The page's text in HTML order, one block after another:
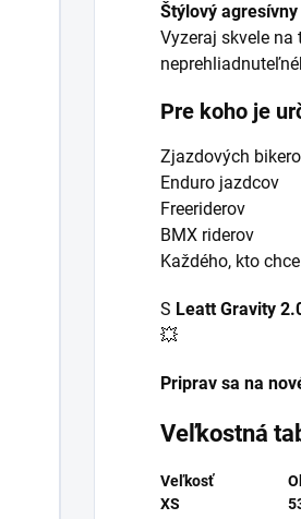
Štýlový
Vyzeraj skvele
Pre koho je
Zjazdových
Enduro jazdcov
Freeriderov
BMX riderov
Každého, kto chce
S Leatt Gravity
💥
Priprav sa na
Veľkostná
Veľkosť
XS